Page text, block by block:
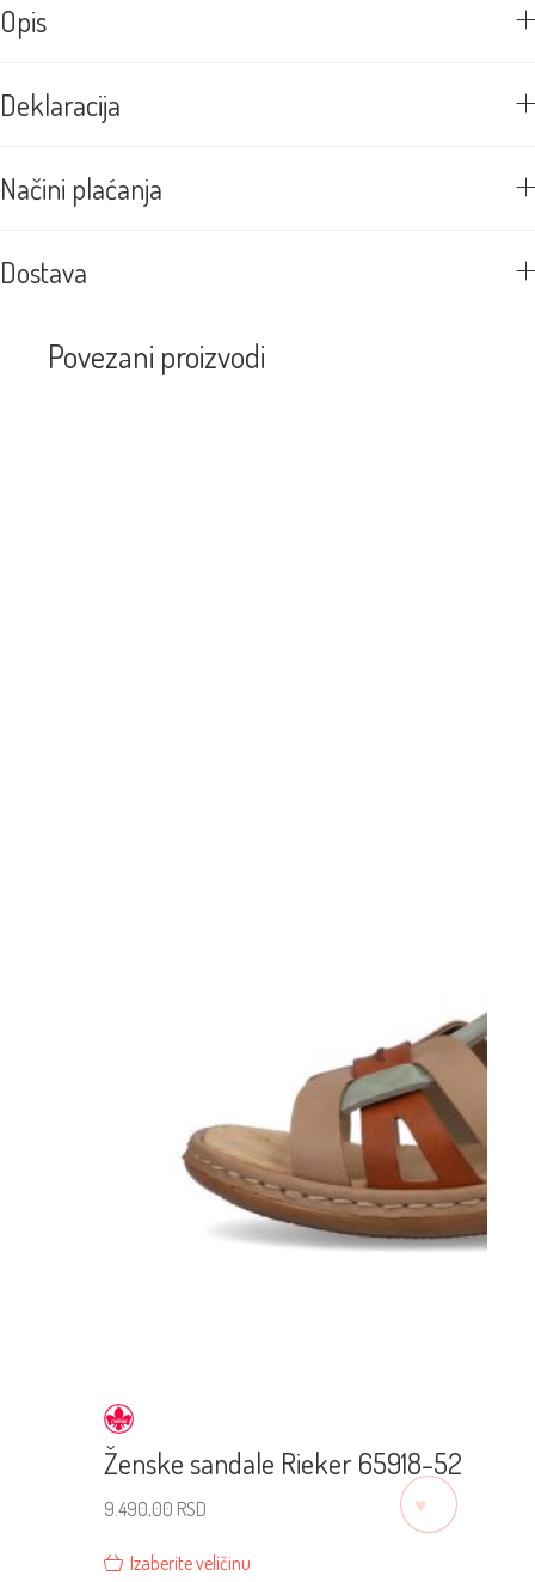
Opis
Deklaracija
Načini plaćanja
Dostava
Povezani proizvodi
Ženske sandale Rieker 65918-52
9.490,00 RSD
Izaberite veličinu